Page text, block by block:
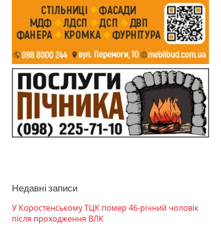
Недавні записи
У Коростенському ТЦК помер 46-річний чоловік
після проходження ВЛК